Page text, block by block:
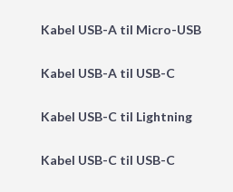
Kabel USB-A til Micro-USB
Kabel USB-A til USB-C
Kabel USB-C til Lightning
Kabel USB-C til USB-C